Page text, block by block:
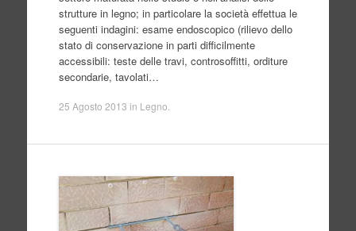
strutture in legno; in particolare la società effettua le
seguenti indagini: esame endoscopico (rilievo dello
stato di conservazione in parti difficilmente
accessibili: teste delle travi, controsoffitti, orditure
secondarie, tavolati…
25 Agosto 2013 in Legno